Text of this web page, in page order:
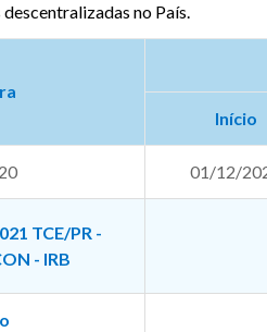
no País.
Início
01/12/
TCE/PR -
- IRB